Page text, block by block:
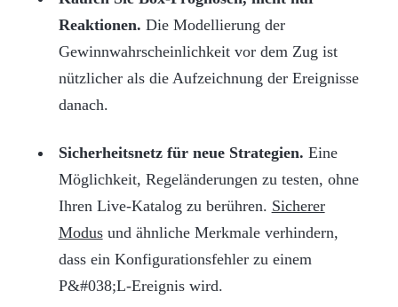
Reaktionen. Die Modellierung der
Gewinnwahrscheinlichkeit vor dem Zug ist
nützlicher als die Aufzeichnung der Ereignisse
danach.
Sicherheitsnetz für neue Strategien. Eine
Möglichkeit, Regeländerungen zu testen, ohne
Ihren Live-Katalog zu berühren. Sicherer
Modusund ähnliche Merkmale verhindern,
dass ein Konfigurationsfehler zu einem
P&#038;L-Ereignis wird.